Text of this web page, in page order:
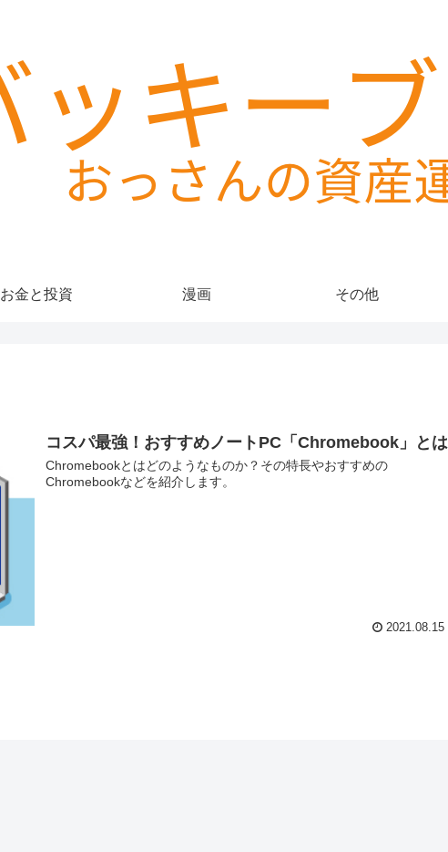
お金と投資 漫画 その他
コスパ最強！おすすめノートPC「Chromebook」とは
Chromebookとはどのようなものか？その特長やおすすめの
Chromebookなどを紹介します。
2021.08.15